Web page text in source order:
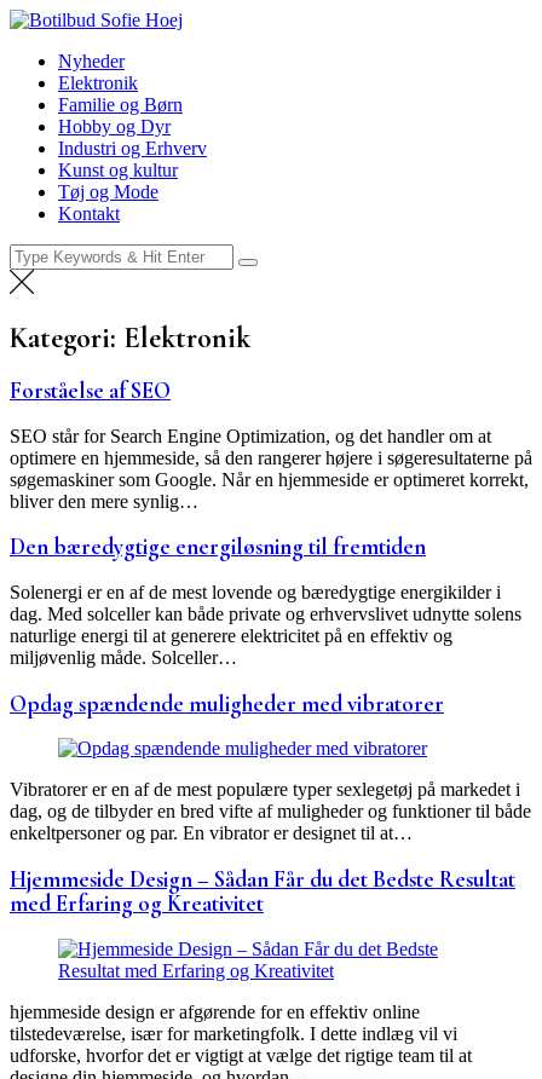
Skip
content
NyhederNyheder
Elektronik
Familie og Børn
Hobby og Dyr
Industri og Erhverv
Kunst og kultur
Tøj og Mode
Kontakt
Search
for:
Kategori: Elektronik
Forståelse af SEO
SEO står for Search Engine Optimization, og det handler om at
optimere en hjemmeside, så den rangerer højere i søgeresultaterne på
søgemaskiner som Google. Når en hjemmeside er optimeret korrekt,
bliver den mere synlig…
Den bæredygtige energiløsning til fremtiden
Solenergi er en af de mest lovende og bæredygtige energikilder i
dag. Med solceller kan både private og erhvervslivet udnytte solens
naturlige energi til at generere elektricitet på en effektiv og
miljøvenlig måde. Solceller…
Opdag spændende muligheder med vibratorer
Vibratorer er en af de mest populære typer sexlegetøj på markedet i
dag, og de tilbyder en bred vifte af muligheder og funktioner til både
enkeltpersoner og par. En vibrator er designet til at…
Hjemmeside Design – Sådan Får du det Bedste Resultat
med Erfaring og Kreativitet
hjemmeside design er afgørende for en effektiv online
tilstedeværelse, især for marketingfolk. I dette indlæg vil vi
udforske, hvorfor det er vigtigt at vælge det rigtige team til at